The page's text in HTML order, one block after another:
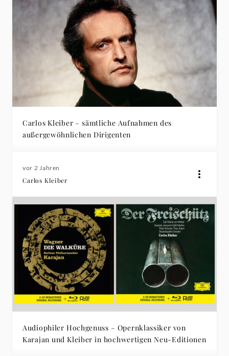
Carlos Kleiber – sämtliche Aufnahmen des
außergewöhnlichen Dirigenten
vor 2 Jahren
Carlos Kleiber
Audiophiler Hochgenuss – Opernklassiker von
Karajan und Kleiber in hochwertigen Neu-Editionen